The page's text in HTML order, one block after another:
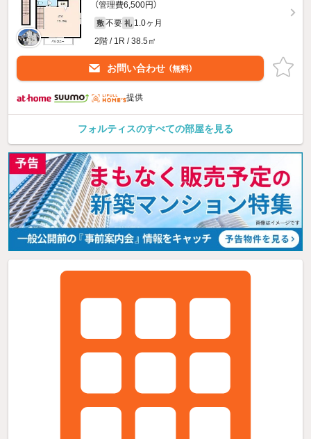
（管理費6,500円）
敷 不要 礼 1.0ヶ月
2階 / 1R / 38.5㎡
お問い合わせ （無料）
提供
フォルティスのすべての部屋を見る